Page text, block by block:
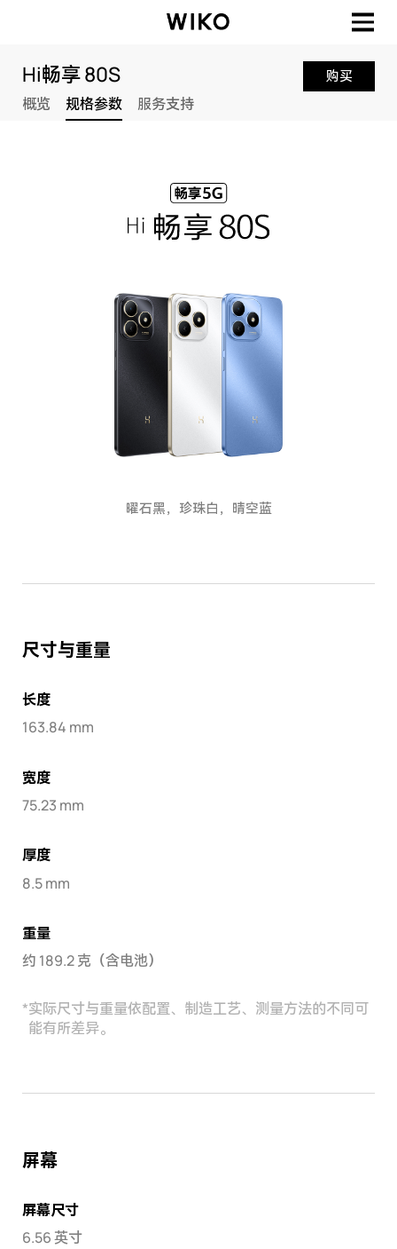
Hi畅享 80S
概览 规格参数 服务支持
购买
曜石黑，珍珠白，晴空蓝
尺寸与重量
长度
163.84 mm
宽度
75.23 mm
厚度
8.5 mm
重量
约 189.2 克（含电池）
*实际尺寸与重量依配置、制造工艺、测量方法的不同可
能有所差异。
屏幕
屏幕尺寸
6.56 英寸